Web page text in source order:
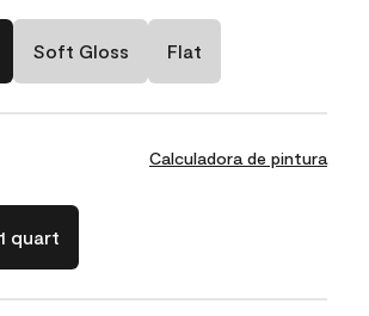
Soft Gloss Flat
Calculadora de pintura
1 quart